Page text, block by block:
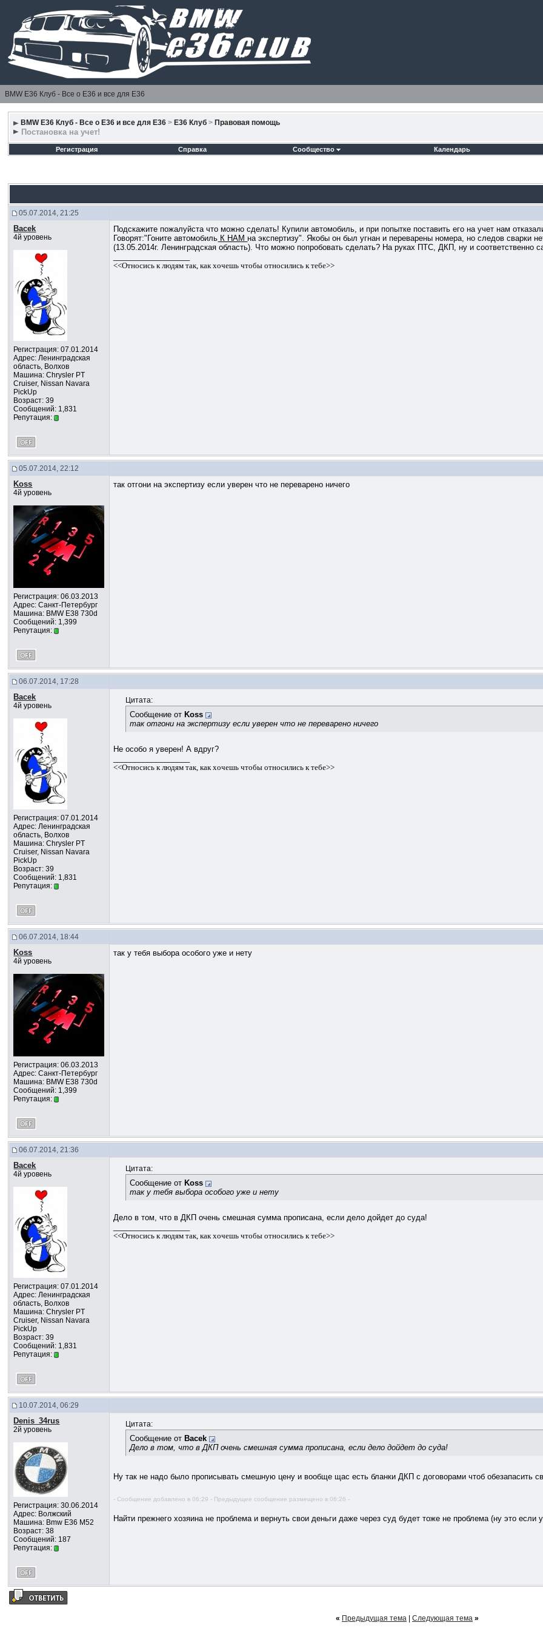
BMW E36 Клуб - Все о Е36 и все для Е36
BMW E36 Клуб - Все о Е36 и все для Е36 > E36 Клуб > Правовая помощь
Постановка на учет!
Регистрация Справка Сообщество Календарь
05.07.2014, 21:25
Bacek
4й уровень
Регистрация: 07.01.2014
Адрес: Ленинградская
область, Волхов
Машина: Chrysler PT
Cruiser, Nissan Navara
PickUp
Возраст: 39
Сообщений: 1,831
Репутация:
Подскажите пожалуйста что можно сделать! Купили автомобиль, и при попытке поставить его на учет нам
Говорят:"Гоните автомобиль К НАМ на экспертизу". Якобы он был угнан и переварены номера, но следов сварки
(13.05.2014г. Ленинградская область). Что можно попробовать сделать? На руках ПТС, ДКП, ну и соответственно
<<Относись к людям так, как хочешь чтобы относились к тебе>>
05.07.2014, 22:12
Koss
4й уровень
Регистрация: 06.03.2013
Адрес: Санкт-Петербург
Машина: BMW E38 730d
Сообщений: 1,399
Репутация:
так отгони на экспертизу если уверен что не переварено ничего
06.07.2014, 17:28
Bacek
4й уровень
Регистрация: 07.01.2014
Адрес: Ленинградская
область, Волхов
Машина: Chrysler PT
Cruiser, Nissan Navara
PickUp
Возраст: 39
Сообщений: 1,831
Репутация:
Цитата:
Сообщение от Koss
так отгони на экспертизу если уверен что не переварено ничего
Не особо я уверен! А вдруг?
<<Относись к людям так, как хочешь чтобы относились к тебе>>
06.07.2014, 18:44
Koss
4й уровень
Регистрация: 06.03.2013
Адрес: Санкт-Петербург
Машина: BMW E38 730d
Сообщений: 1,399
Репутация:
так у тебя выбора особого уже и нету
06.07.2014, 21:36
Bacek
4й уровень
Регистрация: 07.01.2014
Адрес: Ленинградская
область, Волхов
Машина: Chrysler PT
Cruiser, Nissan Navara
PickUp
Возраст: 39
Сообщений: 1,831
Репутация:
Цитата:
Сообщение от Koss
так у тебя выбора особого уже и нету
Дело в том, что в ДКП очень смешная сумма прописана, если дело дойдет до суда!
<<Относись к людям так, как хочешь чтобы относились к тебе>>
10.07.2014, 06:29
Denis_34rus
2й уровень
Регистрация: 30.06.2014
Адрес: Волжский
Машина: Bmw E36 M52
Возраст: 38
Сообщений: 187
Репутация:
Цитата:
Сообщение от Bacek
Дело в том, что в ДКП очень смешная сумма прописана, если дело дойдет до суда!
Ну так не надо было прописывать смешную цену и вообще щас есть бланки ДКП с договорами чтоб обезапасить
- Сообщение добавлено в 06:29 - Предыдущее сообщение размещено в 06:26 -
Найти прежнего хозяина не проблема и вернуть свои деньги даже через суд будет тоже не проблема (ну это
« Предыдущая тема| Следующая тема »